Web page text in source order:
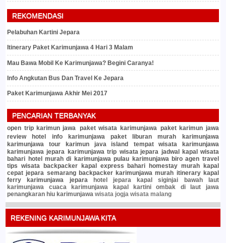
REKOMENDASI
Pelabuhan Kartini Jepara
Itinerary Paket Karimunjawa 4 Hari 3 Malam
Mau Bawa Mobil Ke Karimunjawa? Begini Caranya!
Info Angkutan Bus Dan Travel Ke Jepara
Paket Karimunjawa Akhir Mei 2017
PENCARIAN TERBANYAK
open trip karimun jawa paket wisata karimunjawa paket karimun jawa
review hotel
info karimunjawa paket liburan murah
karimunjawa
karimunjawa tour
karimun java island
tempat wisata karimunjawa
karimunjawa jepara karimunjawa trip wisata jepara jadwal kapal wisata
bahari hotel murah di karimunjawa pulau karimunjawa biro agen travel
tips wisata
backpacker kapal express bahari homestay murah
kapal
cepat jepara semarang backpacker karimunjawa murah itinerary kapal
ferry karimunjawa jepara
hotel jepara kapal siginjai
bawah laut
karimunjawa
cuaca karimunjawa kapal kartini
ombak di laut jawa
penangkaran hiu karimunjawa wisata jogja wisata malang
REKENING KARIMUNJAWA KITA